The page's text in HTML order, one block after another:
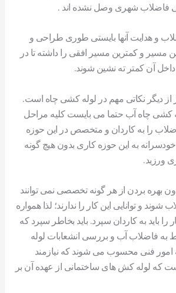
فاضلاب شهری وصل نشده اند .
و هدایت آنها بایستی طوری طراحی و
مسیر و کمترین مسیر افقی را داشته تا در
آن کمتر ته نشین شوند.
از دیگر نکاتی مهم در لوله کشی چاه است.
کشی چاه آب حتما می بایست کلیه مراحل
را به کاردان و متخصص در این حوزه
به این حوزه کاری بدون هیچ گونه
ورزید.
بهره بردن از هر گونه تخصصی نمی توانند
و توانایی این کار را ندارند؛ لذا همواره
باید به کاردان سپرد. باید بخاطر سپرد که
به فاضلاب آب و بررسی انشعابات لوله
امور فنی محسوب می شوند که نیازمند
که لوله کش های ساختمانی از عهده آن بر